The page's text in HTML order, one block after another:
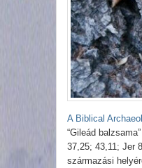
A Biblical
“Gileád
37,25; 43,11; Jer
származási